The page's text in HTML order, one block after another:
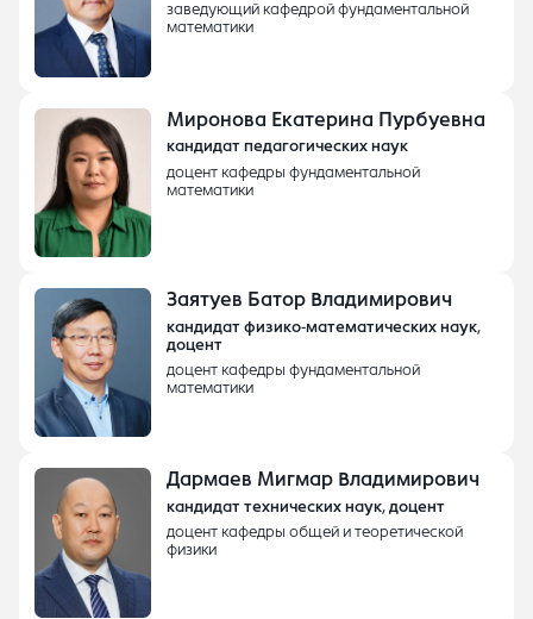
заведующий кафедрой фундаментальной
математики
Миронова Екатерина Пурбуевна
кандидат педагогических наук
доцент кафедры фундаментальной
математики
Заятуев Батор Владимирович
кандидат физико-математических наук,
доцент
доцент кафедры фундаментальной
математики
Дармаев Мигмар Владимирович
кандидат технических наук, доцент
доцент кафедры общей и теоретической
физики